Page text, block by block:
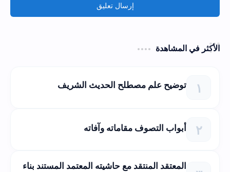
إرسال تعليق
الأكثر في المشاهدة
توضيح علم مصطلح الحديث الشريف
أبواب التصوف مقاماته وآفاته
المعتقد المنتقد مع حاشيته المعتمد المستند بناء